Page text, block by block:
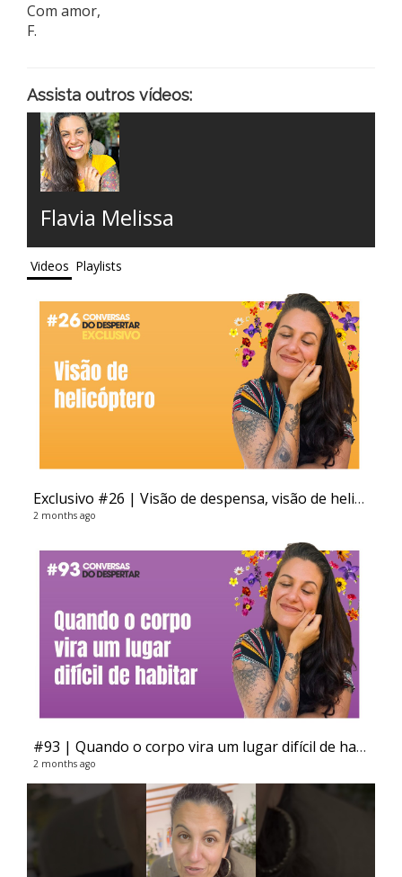
Com amor,
F.
Assista outros vídeos:
Flavia Melissa
Videos Playlists
Exclusivo #26 | Visão de despensa, visão de helicóptero
2 months ago
#93 | Quando o corpo vira um lugar difícil de habitar
2 months ago